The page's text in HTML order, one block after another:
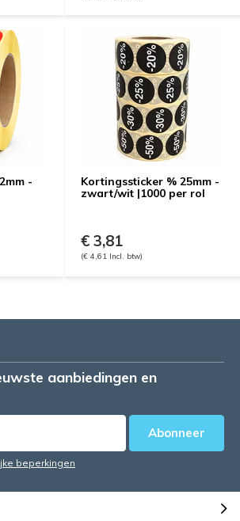
-
Kortingssticker % 25mm -
zwart/wit |1000 per rol
€ 3,81
(€ 4,61 Incl. btw)
aanbiedingen en
Abonneer
beperkingen